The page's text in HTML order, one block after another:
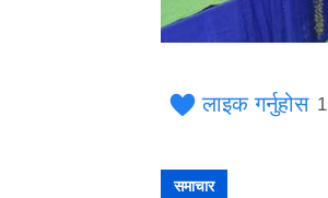
लाइक गर्नुहोस 1
समाचार